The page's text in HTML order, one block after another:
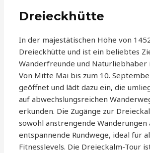
Dreieckhütte
In der majestätischen Höhe von
Dreieckhütte und ist ein beliebtes
Wanderfreunde und Naturliebhaber
Von Mitte Mai bis zum 10.
geöffnet und lädt dazu ein, die
auf abwechslungsreichen
erkunden. Die Zugänge zur
sowohl anstrengende Wanderungen
entspannende Rundwege, ideal für
Fitnesslevels. Die Dreieckalm-Tour